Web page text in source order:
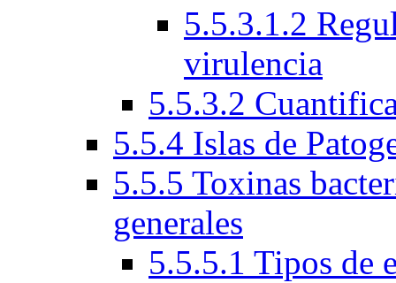
5.5.3.1.2
virulencia
5.5.3.2
5.5.4 Islas de
5.5.5 Toxinas
generales
5.5.5.1 Tipos de